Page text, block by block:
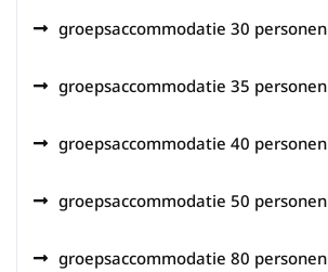
groepsaccommodatie 30 personen
groepsaccommodatie 35 personen
groepsaccommodatie 40 personen
groepsaccommodatie 50 personen
groepsaccommodatie 80 personen